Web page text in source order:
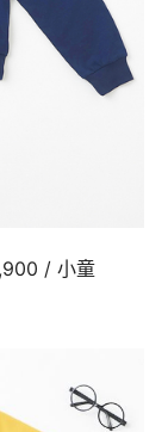
/ 小童